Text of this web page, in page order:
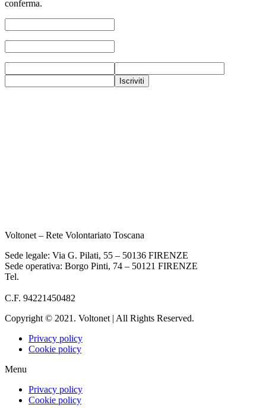
conferma.
Voltonet – Rete Volontariato Toscana
Sede legale: Via G. Pilati, 55 – 50136 FIRENZE
Sede operativa: Borgo Pinti, 74 – 50121 FIRENZE
Tel.
C.F. 94221450482
Copyright © 2021. Voltonet | All Rights Reserved.
Privacy policy
Cookie policy
Menu
Privacy policy
Cookie policy